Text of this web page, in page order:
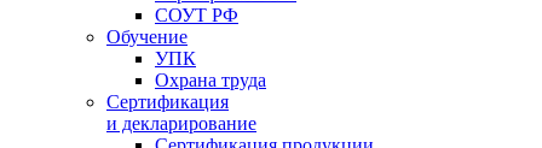
СОУТ РФ
Обучение
УПК
Охрана труда
Сертификация
и декларирование